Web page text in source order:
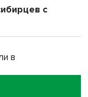
с
в